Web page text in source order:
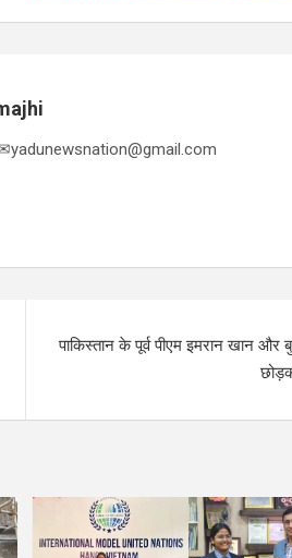
पाकिस्तान के पूर्व पीएम इमरान खान और